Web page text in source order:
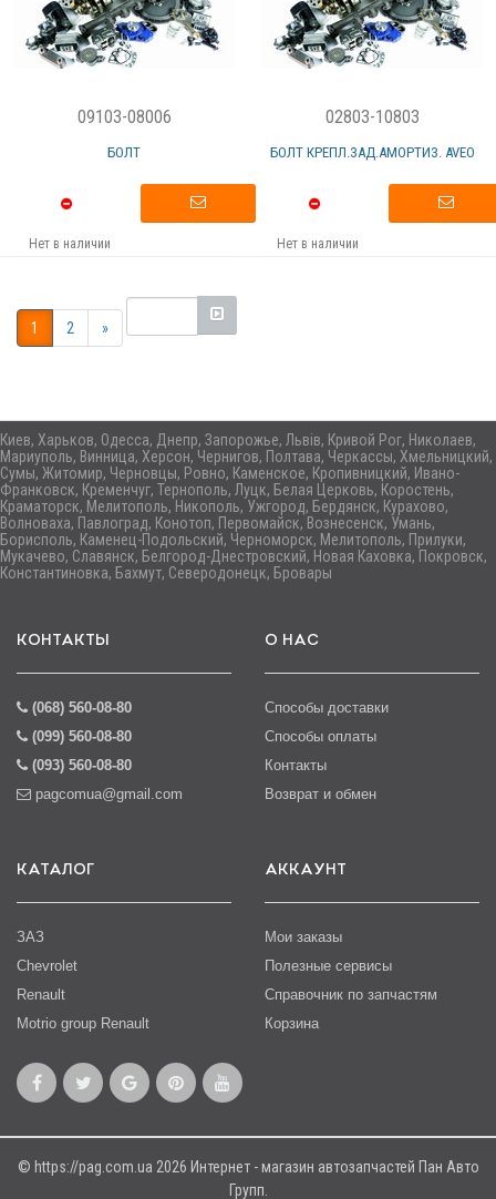
09103-08006
БОЛТ
Нет в наличии
02803-10803
БОЛТ КРЕПЛ.ЗАД.АМОРТИЗ. AVEO
Нет в наличии
1 2 »
Киев, Харьков, Одесса, Днепр, Запорожье, Львів, Кривой Рог, Николаев,
Мариуполь, Винница, Херсон, Чернигов, Полтава, Черкассы, Хмельницкий,
Сумы, Житомир, Черновцы, Ровно, Каменское, Кропивницкий, Ивано-
Франковск, Кременчуг, Тернополь, Луцк, Белая Церковь, Коростень,
Краматорск, Мелитополь, Никополь, Ужгород, Бердянск, Курахово,
Волноваха, Павлоград, Конотоп, Первомайск, Вознесенск, Умань,
Борисполь, Каменец-Подольский, Черноморск, Мелитополь, Прилуки,
Мукачево, Славянск, Белгород-Днестровский, Новая Каховка, Покровск,
Константиновка, Бахмут, Северодонецк, Бровары
КОНТАКТЫ
(068) 560-08-80
(099) 560-08-80
(093) 560-08-80
pagcomua@gmail.com
О НАС
Способы доставки
Способы оплаты
Контакты
Возврат и обмен
КАТАЛОГ
ЗАЗ
Chevrolet
Renault
Motrio group Renault
АККАУНТ
Мои заказы
Полезные сервисы
Справочник по запчастям
Корзина
© https://pag.com.ua 2026 Интернет - магазин автозапчастей Пан Авто
Групп.